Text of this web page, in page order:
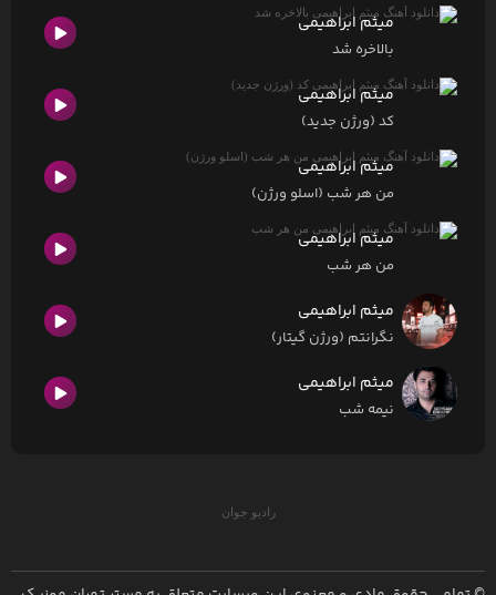
میثم ابراهیمی
بالاخره شد
میثم ابراهیمی
کد (ورژن جدید)
میثم ابراهیمی
من هر شب (اسلو ورژن)
میثم ابراهیمی
من هر شب
میثم ابراهیمی
نگرانتم (ورژن گیتار)
میثم ابراهیمی
نیمه شب
رادیو جوان